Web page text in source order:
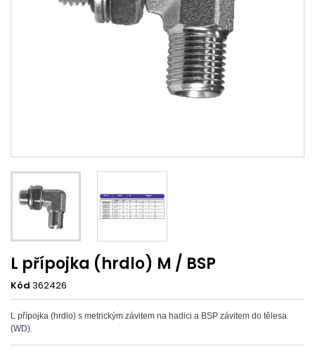
L přípojka (hrdlo) M / BSP
Kód 362426
L přípojka (hrdlo) s metrickým závitem na hadici a BSP závitem do tělesa
(WD).